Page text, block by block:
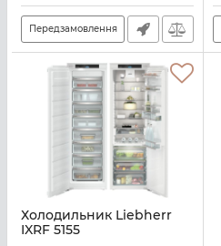
Передзамовлення
Холодильник Liebherr
IXRF 5155